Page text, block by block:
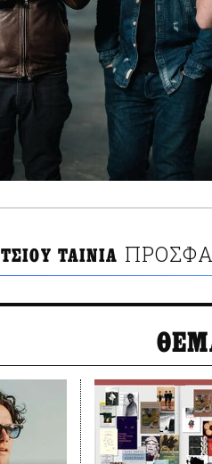
ΤΣΙΟΥ ΤΑΙΝΙΑ